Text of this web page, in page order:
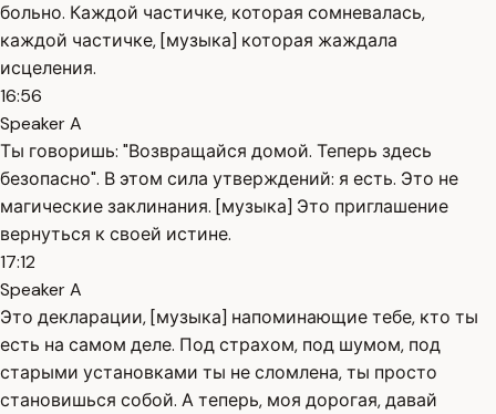
больно. Каждой частичке, которая сомневалась,
каждой частичке, [музыка] которая жаждала
исцеления.
16:56
Speaker A
Ты говоришь: "Возвращайся домой. Теперь здесь
безопасно". В этом сила утверждений: я есть. Это не
магические заклинания. [музыка] Это приглашение
вернуться к своей истине.
17:12
Speaker A
Это декларации, [музыка] напоминающие тебе, кто ты
есть на самом деле. Под страхом, под шумом, под
старыми установками ты не сломлена, ты просто
становишься собой. А теперь, моя дорогая, давай